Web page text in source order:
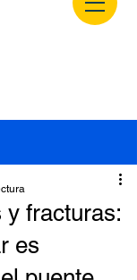
y fracturas:
es